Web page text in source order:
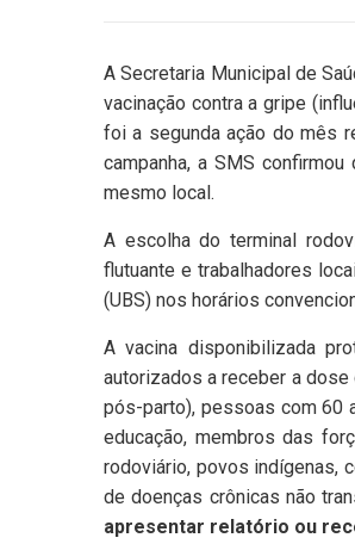
A Secretaria Municipal de
vacinação contra a gripe
foi a segunda ação do mês
campanha, a SMS
mesmo local.
A escolha do terminal
flutuante e trabalhadores
(UBS) nos horários
A vacina disponibilizada
autorizados a receber a
pós-parto), pessoas com 60
educação, membros das
rodoviário, povos indígenas,
de doenças crônicas não
apresentar relatório ou